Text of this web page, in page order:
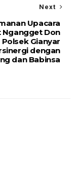
Next
Upacara
Ngangget Don
Polsek Gianyar
dengan
dan Babinsa